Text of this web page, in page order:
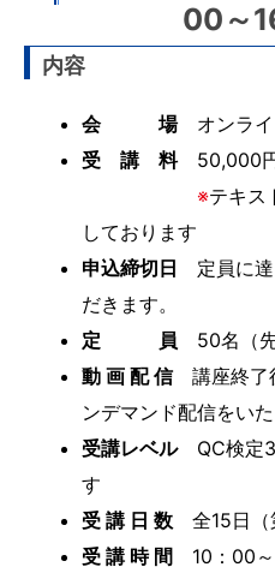
00～
内容
会 場オンライ
受 講 料 50,000
※テキス
しております
申込締切日 定員に達
だきます。
定 員 50名（先
動 画 配 信講座終了
ンデマンド配信をい
受講レベルQC検定3
す
受 講 日 数 全15日（
受 講 時 間 10：00